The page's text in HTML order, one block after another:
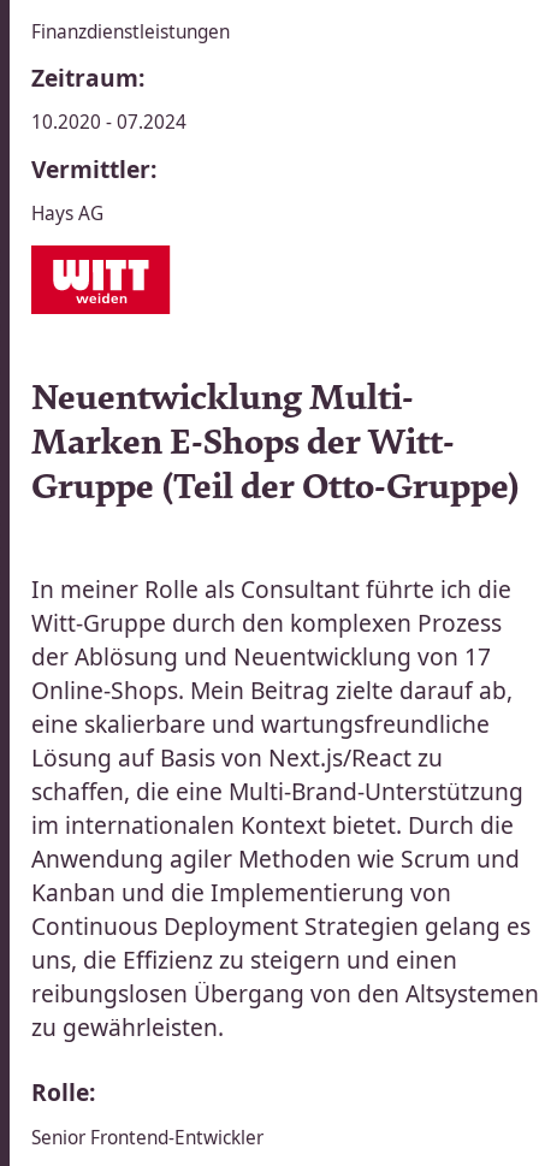
Finanzdienstleistungen
Zeitraum:
10.2020 - 07.2024
Vermittler:
Hays AG​​​​‌ ‍ ​‍​‍‌‍ ‌ ​‍‌‍‍‌‌‍‌ ‌‍‍‌‌‍ ‍​‍​‍​ ‍‍​‍​‍‌ ​ ‌‍​‌‌‍ ‍‌‍‍‌‌ ‌​‌ ‍‌​‍ ‍‌‍‍‌‌‍ ​‍​‍​‍ ​​‍​‍‌‍‍​‌ ​‍‌‍‌‌‌‍‌‍​‍​‍​ ‍‍​‍​‍‌‍‍​‌ ‌​‌ ‌​‌ ​​‌ ​ ​ ‍‍​‍ ​‍ ‌ ​ ‌ ‌​‌ ‌‌‌‍‌​‌‍‍‌‌‍ ​‍ ‍‌ ​ ‌‍‌‌‌‍​‍‌‍​‌‌ ​ ‌ ‌​‌‍‍‌‌‍​‌‌‍ ‍​‍ ‌‌ ​ ‌‍ ‌‍‌‍‌ ‌​‌ ‌ ‌‍​‌‌ ​‍‌‍‌‌​‍ ‍‌‍‌​‌‍‌‌​‍ ‌‍‍‌‌‍ ‍‌ ‌​‌‍‌‌‌‍ ‍‌ ‌​​‍ ‌‍‌‌‌‍‌​‌‍‍‌‌ ‌​​‍ ‌‍ ‌‌‍ ‌‍‌​‌‍‌‌​ ‌‌ ​​‌ ​‍‌‍‌‌‌ ​ ‌‍‌‌‌‍ ‍‌ ‌​‌‍​‌‌ ‌​‌‍‍‌‌‍ ‌‍ ‍​ ‍ ‌‍‍‌‌‍‌​​ ‌​ ‍​‌‍‌‌​ ‍​‌‍​‌‌‍‌‍​ ‍​​ ​‌​ ​‍​‍ ‌​ ‌‍‌‍​‍‌‍‌‍‌‍​ ​‍ ‌​ ‌​​ ‌​​ ‌‍‌‍​‍​‍ ‌​ ‍​​ ‍​‌‍‌‌​ ​ ​‍ ‌​ ‌​‌‍‌‌​ ‌ ​ ‌​‌‍​ ‌‍‌‍‌‍‌‍‌‍​ ​ ​​​ ‍​‌‍​‍​ ‌‍​ ‍ ‌ ‌​‌ ‍‌‌ ​​‌‍‌‌​ ‌‌‍​ ‌‍ ‌‍ ‌‌ ​​‌‍​‌‌‍ ‍‌ ‍‌​ ‍ ‌ ​​‌‍​‌‌ ‌​‌‍‍​​ ‌‌‍ ‍‌‍​‌‌‍ ‌‌‍‌‌​ ‌‍​‍‌‍​‌‌ ​ ‌‍‌‌‌‌‌‌‌ ​‍‌‍ ​​ ‌‌‍‍​‌ ‌​‌ ‌​‌ ​​‌ ​ ​‍‌‌​ ​ ‌​​‌​‍‌‌​ ​‍‌​‌‍​‍‌‌​ ​‍‌​‌‍‌ ​ ‌ ‌​‌ ‌‌‌‍‌​‌‍‍‌‌‍ ​‍ ‍‌ ​ ‌‍‌‌‌‍​‍‌‍​‌‌ ​ ‌ ‌​‌‍‍‌‌‍​‌‌‍ ‍​‍ ‌‌ ​ ‌‍ ‌‍‌‍‌ ‌​‌ ‌ ‌‍​‌‌ ​‍‌‍‌‌​‍ ‍‌‍‌​‌‍‌‌​‍‌‍‌‍‍‌‌‍‌​​ ‌​ ‍​‌‍‌‌​ ‍​‌‍​‌‌‍‌‍​ ‍​​ ​‌​ ​‍​‍ ‌​ ‌‍‌‍​‍‌‍‌‍‌‍​ ​‍ ‌​ ‌​​ ‌​​ ‌‍‌‍​‍​‍ ‌​ ‍​​ ‍​‌‍‌‌​ ​ ​‍ ‌​ ‌​‌‍‌‌​ ‌ ​ ‌​‌‍​ ‌‍‌‍‌‍‌‍‌‍​ ​ ​​​ ‍​‌‍​‍​ ‌‍​‍‌‍‌ ‌​‌ ‍‌‌ ​​‌‍‌‌​ ‌‌‍​ ‌‍ ‌‍ ‌‌ ​​‌‍​‌‌‍ ‍‌ ‍‌​‍‌‍‌ ​​‌‍​‌‌ ‌​‌‍‍​​ ‌‌‍ ‍‌‍​‌‌‍ ‌‌‍‌‌​‍‌‍‌ ​​‌‍‌‌‌ ​‍‌ ​ ‌ ​​‌‍‌‌‌‍​ ‌ ‌​‌‍‍‌‌ ‌‍‌‍‌‌​ ‌‌ ​​‌ ‌‌‌‍​‍‌‍ ​‌‍‍‌‌ ​ ‌‍‍​‌‍‌‌‌‍‌​​‍​‍‌ ‌
Neuentwicklung Multi-
Marken E-Shops der Witt-
Gruppe (Teil der Otto-Gruppe)​​​​‌ ‍ ​‍​‍‌‍ ‌ ​‍‌‍‍‌‌‍‌ ‌‍‍‌‌‍ ‍​‍​‍​ ‍‍​‍​‍‌ ​ ‌‍​‌‌‍ ‍‌‍‍‌‌ ‌​‌ ‍‌​‍ ‍‌‍‍‌‌‍ ​‍​‍​‍ ​​‍​‍‌‍‍​‌ ​‍‌‍‌‌‌‍‌‍​‍​‍​ ‍‍​‍​‍‌‍‍​‌ ‌​‌ ‌​‌ ​​‌ ​ ​ ‍‍​‍ ​‍ ‌ ​ ‌ ‌​‌ ‌‌‌‍‌​‌‍‍‌‌‍ ​‍ ‍‌ ​ ‌‍‌‌‌‍​‍‌‍​‌‌ ​ ‌ ‌​‌‍‍‌‌‍​‌‌‍ ‍​‍ ‌‌ ​ ‌‍ ‌‍‌‍‌ ‌​‌ ‌ ‌‍​‌‌ ​‍‌‍‌‌​‍ ‍‌‍‌​‌‍‌‌​‍ ‌‍‍‌‌‍ ‍‌ ‌​‌‍‌‌‌‍ ‍‌ ‌​​‍ ‌‍‌‌‌‍‌​‌‍‍‌‌ ‌​​‍ ‌‍ ‌‌‍ ‌‍‌​‌‍‌‌​ ‌‌ ​​‌ ​‍‌‍‌‌‌ ​ ‌‍‌‌‌‍ ‍‌ ‌​‌‍​‌‌ ‌​‌‍‍‌‌‍ ‌‍ ‍​ ‍ ‌‍‍‌‌‍‌​​ ‌​ ​​​ ‍​​ ‍​​ ​‌​ ​​‌‍‌‍​ ‌ ‌‍​‌​‍ ‌​ ​​​ ‍‌‌‍‌‌​ ​​​‍ ‌​ ‌​​ ‌‌​ ‍‌‌‍‌‌​‍ ‌‌‍​‌​ ‌​‌‍​ ‌‍​ ​‍ ‌​ ‌‍​ ‌‌‌‍‌​‌‍‌‍‌‍‌‍‌‍‌‍​ ​ ‌‍‌‌​ ‍‌​ ​​​ ​ ‌‍‌‌​ ‍ ‌ ‌​‌ ‍‌‌ ​​‌‍‌‌​ ‌‌ ​​‌ ​‍‌‍ ‌‍‍‍‌‍‌‌‌‍​ ‌ ‌​​ ‍ ‌ ​​‌‍​‌‌ ‌​‌‍‍​​ ‌‌ ‌​‌‍‍‌‌ ‌​‌‍ ​‌‍‌‌​‍‌‌​ ‌‌‌​​‍‌‌ ‌‍‍ ‌‍‌‌‌ ‍‌​‍‌‌​ ​ ‌​‌​​‍‌‌​ ​ ‌​‌​​‍‌‌​ ​‍​ ​‍‌‍‌​‌‍‌‌​‍‌‌​ ​‍​ ​‍​‍‌‌​ ‌‌‌​‌​​‍ ‍‌ ‌‍‌‍​‌‌‍ ​‌ ‌‌‌‍‌‌​ ‌‍​‍‌‍​‌‌ ​ ‌‍‌‌‌‌‌‌‌ ​‍‌‍ ​​ ‌‌‍‍​‌ ‌​‌ ‌​‌ ​​‌ ​ ​‍‌‌​ ​ ‌​​‌​‍‌‌​ ​‍‌​‌‍​‍‌‌​ ​‍‌​‌‍‌ ​ ‌ ‌​‌ ‌‌‌‍‌​‌‍‍‌‌‍ ​‍ ‍‌ ​ ‌‍‌‌‌‍​‍‌‍​‌‌ ​ ‌ ‌​‌‍‍‌‌‍​‌‌‍ ‍​‍ ‌‌ ​ ‌‍ ‌‍‌‍‌ ‌​‌ ‌ ‌‍​‌‌ ​‍‌‍‌‌​‍ ‍‌‍‌​‌‍‌‌​‍‌‍‌‍‍‌‌‍‌​​ ‌​ ​​​ ‍​​ ‍​​ ​‌​ ​​‌‍‌‍​ ‌ ‌‍​‌​‍ ‌​ ​​​ ‍‌‌‍‌‌​ ​​​‍ ‌​ ‌​​ ‌‌​ ‍‌‌‍‌‌​‍ ‌‌‍​‌​ ‌​‌‍​ ‌‍​ ​‍ ‌​ ‌‍​ ‌‌‌‍‌​‌‍‌‍‌‍‌‍‌‍‌‍​ ​ ‌‍‌‌​ ‍‌​ ​​​ ​ ‌‍‌‌​‍‌‍‌ ‌​‌ ‍‌‌ ​​‌‍‌‌​ ‌‌ ​​‌ ​‍‌‍ ‌‍‍‍‌‍‌‌‌‍​ ‌ ‌​​‍‌‍‌ ​​‌‍​‌‌ ‌​‌‍‍​​ ‌‌ ‌​‌‍‍‌‌ ‌​‌‍ ​‌‍‌‌​‍‌‌​ ‌‌‌​​‍‌‌ ‌‍‍ ‌‍‌‌‌ ‍‌​‍‌‌​ ​ ‌​‌​​‍‌‌​ ​ ‌​‌​​‍‌‌​ ​‍​ ​‍‌‍‌​‌‍‌‌​‍‌‌​ ​‍​ ​‍​‍‌‌​ ‌‌‌​‌​​‍ ‍‌ ‌‍‌‍​‌‌‍ ​‌ ‌‌‌‍‌‌​‍‌‍‌ ​​‌‍‌‌‌ ​‍‌ ​ ‌ ​​‌‍‌‌‌‍​ ‌ ‌​‌‍‍‌‌ ‌‍‌‍‌‌​ ‌‌ ​​‌ ‌‌‌‍​‍‌‍ ​‌‍‍‌‌ ​ ‌‍‍​‌‍‌‌‌‍‌​​‍​‍‌ ‌
Rolle:
Senior Frontend-Entwickler​​​​‌ ‍ ​‍​‍‌‍ ‌ ​‍‌‍‍‌‌‍‌ ‌‍‍‌‌‍ ‍​‍​‍​ ‍‍​‍​‍‌ ​ ‌‍​‌‌‍ ‍‌‍‍‌‌ ‌​‌ ‍‌​‍ ‍‌‍‍‌‌‍ ​‍​‍​‍ ​​‍​‍‌‍‍​‌ ​‍‌‍‌‌‌‍‌‍​‍​‍​ ‍‍​‍​‍‌‍‍​‌ ‌​‌ ‌​‌ ​​‌ ​ ​ ‍‍​‍ ​‍ ‌ ​ ‌ ‌​‌ ‌‌‌‍‌​‌‍‍‌‌‍ ​‍ ‍‌ ​ ‌‍‌‌‌‍​‍‌‍​‌‌ ​ ‌ ‌​‌‍‍‌‌‍​‌‌‍ ‍​‍ ‌‌ ​ ‌‍ ‌‍‌‍‌ ‌​‌ ‌ ‌‍​‌‌ ​‍‌‍‌‌​‍ ‍‌‍‌​‌‍‌‌​‍ ‌‍‍‌‌‍ ‍‌ ‌​‌‍‌‌‌‍ ‍‌ ‌​​‍ ‌‍‌‌‌‍‌​‌‍‍‌‌ ‌​​‍ ‌‍ ‌‌‍ ‌‍‌​‌‍‌‌​ ‌‌ ​​‌ ​‍‌‍‌‌‌ ​ ‌‍‌‌‌‍ ‍‌ ‌​‌‍​‌‌ ‌​‌‍‍‌‌‍ ‌‍ ‍​ ‍ ‌‍‍‌‌‍‌​​ ‌​ ​​​ ‍​​ ‍​​ ​‌​ ​​‌‍‌‍​ ‌ ‌‍​‌​‍ ‌​ ​​​ ‍‌‌‍‌‌​ ​​​‍ ‌​ ‌​​ ‌‌​ ‍‌‌‍‌‌​‍ ‌‌‍​‌​ ‌​‌‍​ ‌‍​ ​‍ ‌​ ‌‍​ ‌‌‌‍‌​‌‍‌‍‌‍‌‍‌‍‌‍​ ​ ‌‍‌‌​ ‍‌​ ​​​ ​ ‌‍‌‌​ ‍ ‌ ‌​‌ ‍‌‌ ​​‌‍‌‌​ ‌‌ ​​‌ ​‍‌‍ ‌‍‍‍‌‍‌‌‌‍​ ‌ ‌​​ ‍ ‌ ​​‌‍​‌‌ ‌​‌‍‍​​ ‌‌ ​‍‌‍ ‌‍ ​‌‍‌‌​‍‌‌​ ‌‌‌​​‍‌‌ ‌‍‍ ‌‍‌‌‌ ‍‌​‍‌‌​ ​ ‌​‌​​‍‌‌​ ​ ‌​‌​​‍‌‌​ ​‍​ ​‍‌‍‌​‌‍‌‌​‍‌‌​ ​‍​ ​‍​‍‌‌​ ‌‌‌​‌​​‍ ‍‌ ‌‍‌‍​‌‌‍ ​‌ ‌‌‌‍‌‌​ ‌‍​‍‌‍​‌‌ ​ ‌‍‌‌‌‌‌‌‌ ​‍‌‍ ​​ ‌‌‍‍​‌ ‌​‌ ‌​‌ ​​‌ ​ ​‍‌‌​ ​ ‌​​‌​‍‌‌​ ​‍‌​‌‍​‍‌‌​ ​‍‌​‌‍‌ ​ ‌ ‌​‌ ‌‌‌‍‌​‌‍‍‌‌‍ ​‍ ‍‌ ​ ‌‍‌‌‌‍​‍‌‍​‌‌ ​ ‌ ‌​‌‍‍‌‌‍​‌‌‍ ‍​‍ ‌‌ ​ ‌‍ ‌‍‌‍‌ ‌​‌ ‌ ‌‍​‌‌ ​‍‌‍‌‌​‍ ‍‌‍‌​‌‍‌‌​‍‌‍‌‍‍‌‌‍‌​​ ‌​ ​​​ ‍​​ ‍​​ ​‌​ ​​‌‍‌‍​ ‌ ‌‍​‌​‍ ‌​ ​​​ ‍‌‌‍‌‌​ ​​​‍ ‌​ ‌​​ ‌‌​ ‍‌‌‍‌‌​‍ ‌‌‍​‌​ ‌​‌‍​ ‌‍​ ​‍ ‌​ ‌‍​ ‌‌‌‍‌​‌‍‌‍‌‍‌‍‌‍‌‍​ ​ ‌‍‌‌​ ‍‌​ ​​​ ​ ‌‍‌‌​‍‌‍‌ ‌​‌ ‍‌‌ ​​‌‍‌‌​ ‌‌ ​​‌ ​‍‌‍ ‌‍‍‍‌‍‌‌‌‍​ ‌ ‌​​‍‌‍‌ ​​‌‍​‌‌ ‌​‌‍‍​​ ‌‌ ​‍‌‍ ‌‍ ​‌‍‌‌​‍‌‌​ ‌‌‌​​‍‌‌ ‌‍‍ ‌‍‌‌‌ ‍‌​‍‌‌​ ​ ‌​‌​​‍‌‌​ ​ ‌​‌​​‍‌‌​ ​‍​ ​‍‌‍‌​‌‍‌‌​‍‌‌​ ​‍​ ​‍​‍‌‌​ ‌‌‌​‌​​‍ ‍‌ ‌‍‌‍​‌‌‍ ​‌ ‌‌‌‍‌‌​‍‌‍‌ ​​‌‍‌‌‌ ​‍‌ ​ ‌ ​​‌‍‌‌‌‍​ ‌ ‌​‌‍‍‌‌ ‌‍‌‍‌‌​ ‌‌ ​​‌ ‌‌‌‍​‍‌‍ ​‌‍‍‌‌ ​ ‌‍‍​‌‍‌‌‌‍‌​​‍​‍‌ ‌
In meiner Rolle als Consultant führte ich die
Witt-Gruppe durch den komplexen Prozess
der Ablösung und Neuentwicklung von 17
Online-Shops. Mein Beitrag zielte darauf ab,
eine skalierbare und wartungsfreundliche
Lösung auf Basis von Next.js/React zu
schaffen, die eine Multi-Brand-Unterstützung
im internationalen Kontext bietet. Durch die
Anwendung agiler Methoden wie Scrum und
Kanban und die Implementierung von
Continuous Deployment Strategien gelang es
uns, die Effizienz zu steigern und einen
reibungslosen Übergang von den Altsystemen
zu gewährleisten.​​​​‌ ‍ ​‍​‍‌‍ ‌ ​‍‌‍‍‌‌‍‌ ‌‍‍‌‌‍ ‍​‍​‍​ ‍‍​‍​‍‌ ​ ‌‍​‌‌‍ ‍‌‍‍‌‌ ‌​‌ ‍‌​‍ ‍‌‍‍‌‌‍ ​‍​‍​‍ ​​‍​‍‌‍‍​‌ ​‍‌‍‌‌‌‍‌‍​‍​‍​ ‍‍​‍​‍‌‍‍​‌ ‌​‌ ‌​‌ ​​‌ ​ ​ ‍‍​‍ ​‍ ‌ ​ ‌ ‌​‌ ‌‌‌‍‌​‌‍‍‌‌‍ ​‍ ‍‌ ​ ‌‍‌‌‌‍​‍‌‍​‌‌ ​ ‌ ‌​‌‍‍‌‌‍​‌‌‍ ‍​‍ ‌‌ ​ ‌‍ ‌‍‌‍‌ ‌​‌ ‌ ‌‍​‌‌ ​‍‌‍‌‌​‍ ‍‌‍‌​‌‍‌‌​‍ ‌‍‍‌‌‍ ‍‌ ‌​‌‍‌‌‌‍ ‍‌ ‌​​‍ ‌‍‌‌‌‍‌​‌‍‍‌‌ ‌​​‍ ‌‍ ‌‌‍ ‌‍‌​‌‍‌‌​ ‌‌ ​​‌ ​‍‌‍‌‌‌ ​ ‌‍‌‌‌‍ ‍‌ ‌​‌‍​‌‌ ‌​‌‍‍‌‌‍ ‌‍ ‍​ ‍ ‌‍‍‌‌‍‌​​ ‌​ ​​​ ‍​​ ‍​​ ​‌​ ​​‌‍‌‍​ ‌ ‌‍​‌​‍ ‌​ ​​​ ‍‌‌‍‌‌​ ​​​‍ ‌​ ‌​​ ‌‌​ ‍‌‌‍‌‌​‍ ‌‌‍​‌​ ‌​‌‍​ ‌‍​ ​‍ ‌​ ‌‍​ ‌‌‌‍‌​‌‍‌‍‌‍‌‍‌‍‌‍​ ​ ‌‍‌‌​ ‍‌​ ​​​ ​ ‌‍‌‌​ ‍ ‌ ‌​‌ ‍‌‌ ​​‌‍‌‌​ ‌‌ ​​‌ ​‍‌‍ ‌‍‍‍‌‍‌‌‌‍​ ‌ ‌​​ ‍ ‌ ​​‌‍​‌‌ ‌​‌‍‍​​ ‌‌‍‌​‌‍‌‌‌ ​ ‌‍​ ‌ ​‍‌‍‍‌‌ ​​‌ ‌​‌‍‍‌‌‍ ‌‍ ‍​‍‌‌​ ‌‌‌​​‍‌‌ ‌‍‍ ‌‍‌‌‌ ‍‌​‍‌‌​ ​ ‌​‌​​‍‌‌​ ​ ‌​‌​​‍‌‌​ ​‍​ ​‍‌‍‌​‌‍‌‌​‍‌‌​ ​‍​ ​‍​‍‌‌​ ‌‌‌​‌​​‍ ‍‌ ‌‍‌‍​‌‌‍ ​‌ ‌‌‌‍‌‌​ ‌‍​‍‌‍​‌‌ ​ ‌‍‌‌‌‌‌‌‌ ​‍‌‍ ​​ ‌‌‍‍​‌ ‌​‌ ‌​‌ ​​‌ ​ ​‍‌‌​ ​ ‌​​‌​‍‌‌​ ​‍‌​‌‍​‍‌‌​ ​‍‌​‌‍‌ ​ ‌ ‌​‌ ‌‌‌‍‌​‌‍‍‌‌‍ ​‍ ‍‌ ​ ‌‍‌‌‌‍​‍‌‍​‌‌ ​ ‌ ‌​‌‍‍‌‌‍​‌‌‍ ‍​‍ ‌‌ ​ ‌‍ ‌‍‌‍‌ ‌​‌ ‌ ‌‍​‌‌ ​‍‌‍‌‌​‍ ‍‌‍‌​‌‍‌‌​‍‌‍‌‍‍‌‌‍‌​​ ‌​ ​​​ ‍​​ ‍​​ ​‌​ ​​‌‍‌‍​ ‌ ‌‍​‌​‍ ‌​ ​​​ ‍‌‌‍‌‌​ ​​​‍ ‌​ ‌​​ ‌‌​ ‍‌‌‍‌‌​‍ ‌‌‍​‌​ ‌​‌‍​ ‌‍​ ​‍ ‌​ ‌‍​ ‌‌‌‍‌​‌‍‌‍‌‍‌‍‌‍‌‍​ ​ ‌‍‌‌​ ‍‌​ ​​​ ​ ‌‍‌‌​‍‌‍‌ ‌​‌ ‍‌‌ ​​‌‍‌‌​ ‌‌ ​​‌ ​‍‌‍ ‌‍‍‍‌‍‌‌‌‍​ ‌ ‌​​‍‌‍‌ ​​‌‍​‌‌ ‌​‌‍‍​​ ‌‌‍‌​‌‍‌‌‌ ​ ‌‍​ ‌ ​‍‌‍‍‌‌ ​​‌ ‌​‌‍‍‌‌‍ ‌‍ ‍​‍‌‌​ ‌‌‌​​‍‌‌ ‌‍‍ ‌‍‌‌‌ ‍‌​‍‌‌​ ​ ‌​‌​​‍‌‌​ ​ ‌​‌​​‍‌‌​ ​‍​ ​‍‌‍‌​‌‍‌‌​‍‌‌​ ​‍​ ​‍​‍‌‌​ ‌‌‌​‌​​‍ ‍‌ ‌‍‌‍​‌‌‍ ​‌ ‌‌‌‍‌‌​‍‌‍‌ ​​‌‍‌‌‌ ​‍‌ ​ ‌ ​​‌‍‌‌‌‍​ ‌ ‌​‌‍‍‌‌ ‌‍‌‍‌‌​ ‌‌ ​​‌ ‌‌‌‍​‍‌‍ ​‌‍‍‌‌ ​ ‌‍‍​‌‍‌‌‌‍‌​​‍​‍‌ ‌